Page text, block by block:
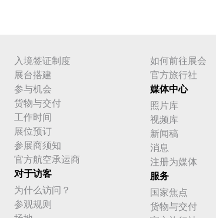
入境签证制度
展台搭建
参与机会
货物与交付
工作时间
展位预订
参展商须知
官方航空承运商
对于访客
为什么访问？
参观规则
如何前往展会
官方旅行社
媒体中心
照片库
视频库
新闻稿
消息
注册为媒体
服务
国家焦点
货物与交付